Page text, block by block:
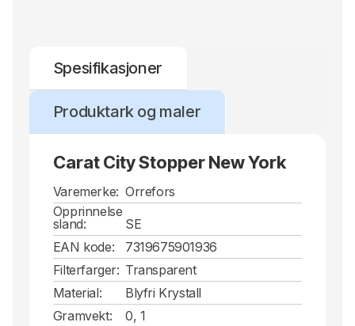
Spesifikasjoner
Produktark og maler
Carat City Stopper New York
Varemerke: Orrefors
Opprinnelse
sland:
SE
EAN kode:
7319675901936
Filterfarger: Transparent
Material:
Blyfri Krystall
Gramvekt:
0, 1